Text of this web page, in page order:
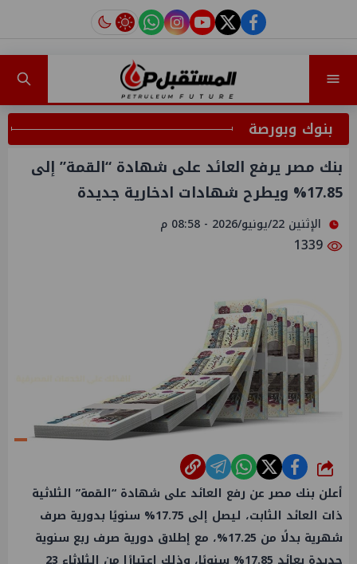
facebook
twitter
youtube
instagram
tiktok
بنوك وبورصة
بنك مصر يرفع العائد على شهادة “القمة” إلى
17.85% ويطرح شهادات ادخارية جديدة
الإثنين 22/يونيو/2026 - 08:58 م
شارك
أعلن بنك مصر عن رفع العائد على شهادة “القمة” الثلاثية
ذات العائد الثابت، ليصل إلى 17.75% سنويًا بدورية صرف
شهرية بدلًا من 17.25%، مع إطلاق دورية صرف ربع سنوية